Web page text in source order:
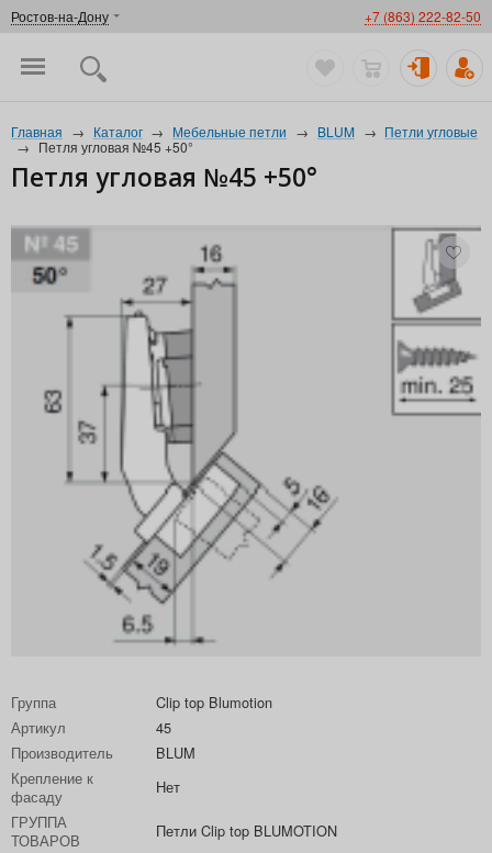
Ростов-на-Дону +7 (863) 222-82-50
Главная → Каталог → Мебельные петли → BLUM → Петли угловые
→ Петля угловая №45 +50°
Петля угловая №45 +50°
Группа
Clip top Blumotion
Артикул
45
Производитель
BLUM
Крепление к
фасаду
Нет
ГРУППА
ТОВАРОВ
Петли Clip top BLUMOTION